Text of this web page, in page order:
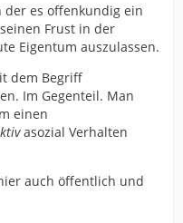
der es offenkundig ein
Frust in der
Eigentum auszulassen.
dem Begriff
Im Gegenteil. Man
einen
asozial Verhalten
auch öffentlich und